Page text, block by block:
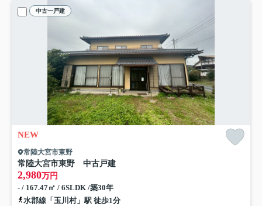
中古一戸建
NEW
常陸大宮市東野
常陸大宮市東野 中古戸建
2,980万円
- / 167.47㎡ / 6SLDK /築30年
水郡線「玉川村」駅 徒歩1分